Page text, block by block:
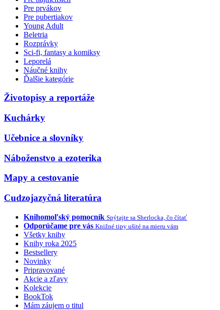
Pre prvákov
Pre pubertiakov
Young Adult
Beletria
Rozprávky
Sci-fi, fantasy a komiksy
Leporelá
Náučné knihy
Ďalšie kategórie
Životopisy a reportáže
Kuchárky
Učebnice a slovníky
Náboženstvo a ezoterika
Mapy a cestovanie
Cudzojazyčná literatúra
Knihomoľský pomocník Spýtajte sa Sherlocka, čo čítať
Odporúčame pre vás Knižné tipy ušité na mieru vám
Všetky knihy
Knihy roka 2025
Bestsellery
Novinky
Pripravované
Akcie a zľavy
Kolekcie
BookTok
Mám záujem o titul